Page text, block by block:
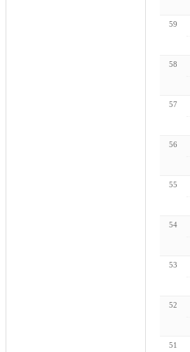
59
58
57
56
55
54
53
52
51